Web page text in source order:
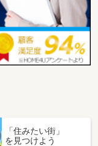
「住みたい街」
を見つけよう